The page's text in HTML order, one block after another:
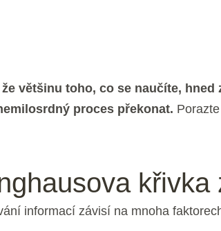
většinu toho, co se naučíte, hned
proces překonat.
informací závisí na mnoha